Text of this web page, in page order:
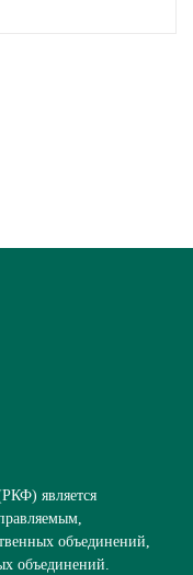
является
объединений,
объединений.